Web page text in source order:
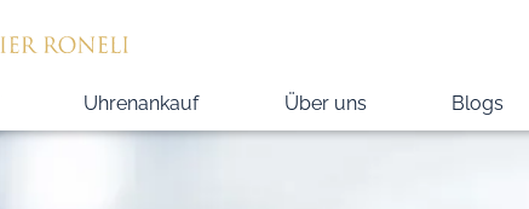
Uhrenankauf Über uns Blogs